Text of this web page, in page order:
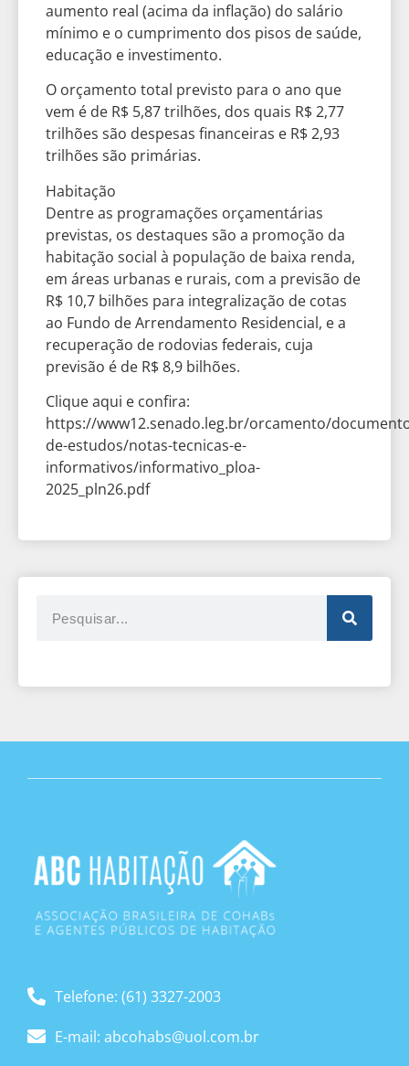
aumento real (acima da inflação) do salário
mínimo e o cumprimento dos pisos de saúde,
educação e investimento.
O orçamento total previsto para o ano que
vem é de R$ 5,87 trilhões, dos quais R$ 2,77
trilhões são despesas financeiras e R$ 2,93
trilhões são primárias.
Habitação
Dentre as programações orçamentárias
previstas, os destaques são a promoção da
habitação social à população de baixa renda,
em áreas urbanas e rurais, com a previsão de
R$ 10,7 bilhões para integralização de cotas
ao Fundo de Arrendamento Residencial, e a
recuperação de rodovias federais, cuja
previsão é de R$ 8,9 bilhões.
Clique aqui e confira:
https://www12.senado.leg.br/orcamento/
de-estudos/notas-tecnicas-e-
informativos/informativo_ploa-
2025_pln26.pdf
Telefone: (61) 3327-2003
E-mail: abcohabs@uol.com.br